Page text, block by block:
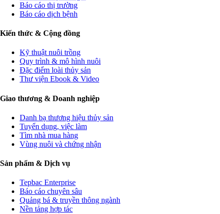
Báo cáo thị trường
Báo cáo dịch bệnh
Kiến thức & Cộng đồng
Kỹ thuật nuôi trồng
Quy trình & mô hình nuôi
Đặc điểm loài thủy sản
Thư viện Ebook & Video
Giao thương & Doanh nghiệp
Danh bạ thương hiệu thủy sản
Tuyển dụng, việc làm
Tìm nhà mua hàng
Vùng nuôi và chứng nhận
Sản phẩm & Dịch vụ
Tepbac Enterprise
Báo cáo chuyên sâu
Quảng bá & truyền thông ngành
Nền tảng hợp tác